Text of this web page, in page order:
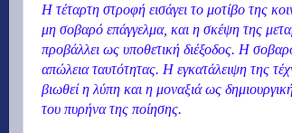
Η τέταρτη στροφή εισάγει το μοτίβο της
μη σοβαρό επάγγελμα, και η σκέψη της
προβάλλει ως υποθετική διέξοδος. Η
απώλεια ταυτότητας. Η εγκατάλειψη της
βιωθεί η λύπη και η μοναξιά ως
του πυρήνα της ποίησης.